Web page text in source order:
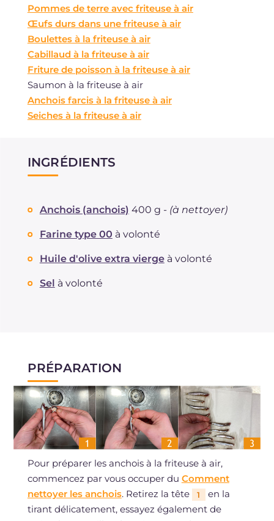
Pommes de terre avec friteuse à air
Œufs durs dans une friteuse à air
Boulettes à la friteuse à air
Cabillaud à la friteuse à air
Friture de poisson à la friteuse à air
Saumon à la friteuse à air
Anchois farcis à la friteuse à air
Seiches à la friteuse à air
INGRÉDIENTS
Anchois (anchois) 400 g - (à nettoyer)
Farine type 00 à volonté
Huile d'olive extra vierge à volonté
Sel à volonté
PRÉPARATION
Pour préparer les anchois à la friteuse à air,
commencez par vous occuper du Comment
nettoyer les anchois. Retirez la tête 1
en la
tirant délicatement, essayez également de